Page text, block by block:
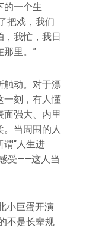
的一个生
把戏，我们
，我忙，我日
里。”
触动。对于漂
一刻，有人懂
面强大、内里
当周围的人
“人生进
受——这人当
小巨蛋开演
不是长辈规